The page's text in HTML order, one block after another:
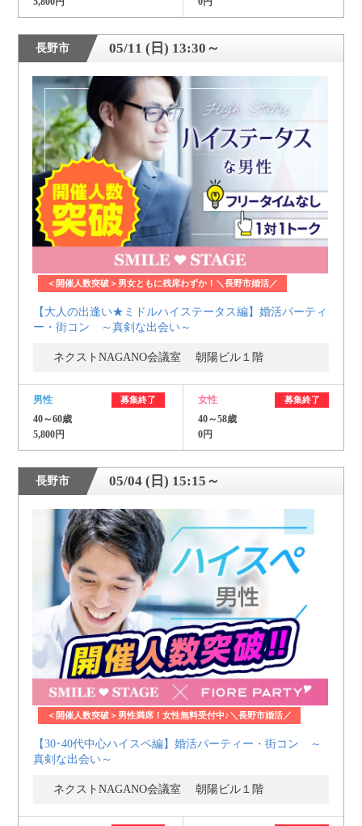
長野市 05/11 (日) 13:30～
＜開催人数突破＞男女ともに残席わずか！＼長野市婚活／
【大人の出逢い★ミドルハイステータス編】婚活パーティ
ー・街コン ～真剣な出会い～
ネクストNAGANO会議室 朝陽ビル１階
男性 募集終了
40～60歳
5,800円
女性 募集終了
40～58歳
0円
長野市 05/04 (日) 15:15～
＜開催人数突破＞男性満席！女性無料受付中♪＼長野市婚活／
【30･40代中心ハイスペ編】婚活パーティー・街コン ～
真剣な出会い～
ネクストNAGANO会議室 朝陽ビル１階